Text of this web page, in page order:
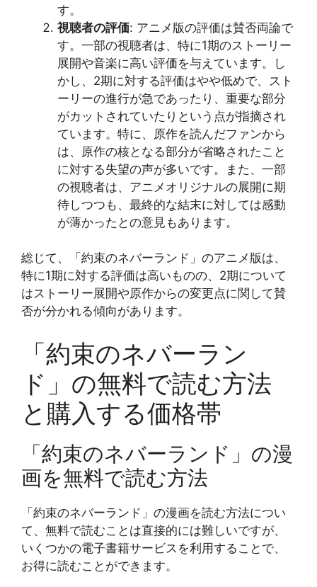
す​​。
視聴者の評価: アニメ版の評価は賛否両論で
す。一部の視聴者は、特に1期のストーリー
展開や音楽に高い評価を与えています。し
かし、2期に対する評価はやや低めで、スト
ーリーの進行が急であったり、重要な部分
がカットされていたりという点が指摘され
ています。特に、原作を読んだファンから
は、原作の核となる部分が省略されたこと
に対する失望の声が多いです。また、一部
の視聴者は、アニメオリジナルの展開に期
待しつつも、最終的な結末に対しては感動
が薄かったとの意見もあります​​​​。
総じて、「約束のネバーランド」のアニメ版は、
特に1期に対する評価は高いものの、2期について
はストーリー展開や原作からの変更点に関して賛
否が分かれる傾向があります。
「約束のネバーラン
ド」の無料で読む方法
と購入する価格帯
「約束のネバーランド」の漫
画を無料で読む方法
「約束のネバーランド」の漫画を読む方法につい
て、無料で読むことは直接的には難しいですが、
いくつかの電子書籍サービスを利用することで、
お得に読むことができます。